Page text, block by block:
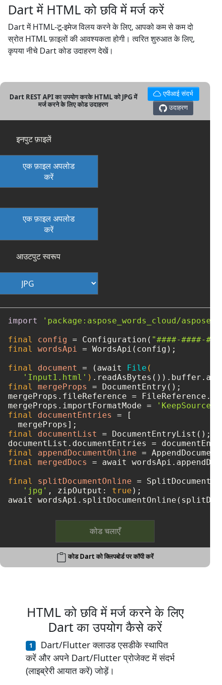
Dart में HTML को छवि में मर्ज करें
Dart में HTML-टू-इमेज विलय करने के लिए, आपको कम से कम दो
स्रोत HTML फ़ाइलों की आवश्यकता होगी। त्वरित शुरुआत के लिए,
कृपया नीचे Dart कोड उदाहरण देखें।
Dart REST API का उपयोग करके HTML को JPG में
मर्ज करने के लिए कोड उदाहरण
एपीआई संदर्भ
उदाहरण
इनपुट फ़ाइलें
एक फ़ाइल अपलोड
करें
एक फ़ाइल अपलोड
करें
आउटपुट स्वरूप
import
'package:aspose_words_cloud/
final
config = Configuration( "####-####-
final
wordsApi = WordsApi(config);
final
document = (await File (
'Input1.html' )
final
mergeProps = DocumentEntry();
mergeProps.fileReference =
mergeProps.importFormatMode =
final
documentEntries = [
final
documentList = DocumentEntryList();
final
appendDocumentOnline =
final
mergedDocs = await
final
splitDocumentOnline =
'jpg' , zipOutput: true );
कोड चलाएँ
कोड Dart को क्लिपबोर्ड पर कॉपी करें
HTML को छवि में मर्ज करने के लिए
Dart का उपयोग कैसे करें
Dart/Flutter क्लाउड एसडीके स्थापित
करें और अपने Dart/Flutter प्रोजेक्ट में संदर्भ
(लाइब्रेरी आयात करें) जोड़ें।